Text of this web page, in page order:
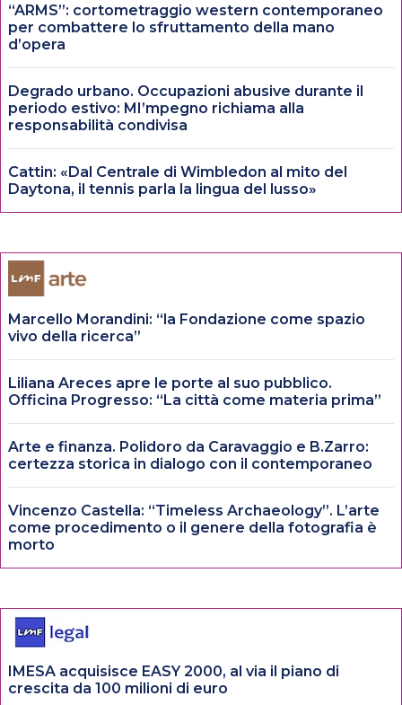
“ARMS”: cortometraggio western contemporaneo
per combattere lo sfruttamento della mano
d’opera
Degrado urbano. Occupazioni abusive durante il
periodo estivo: MI’mpegno richiama alla
responsabilità condivisa
Cattin: «Dal Centrale di Wimbledon al mito del
Daytona, il tennis parla la lingua del lusso»
Marcello Morandini: “la Fondazione come spazio
vivo della ricerca”
Liliana Areces apre le porte al suo pubblico.
Officina Progresso: “La città come materia prima”
Arte e finanza. Polidoro da Caravaggio e B.Zarro:
certezza storica in dialogo con il contemporaneo
Vincenzo Castella: “Timeless Archaeology”. L’arte
come procedimento o il genere della fotografia è
morto
IMESA acquisisce EASY 2000, al via il piano di
crescita da 100 milioni di euro